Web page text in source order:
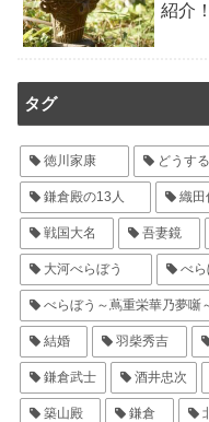
紹介！
タグ
徳川家康 どうす
鎌倉殿の13人 織田
戦国大名 吾妻鏡
大河べらぼう べら
べらぼう～蔦重栄華乃夢噺
結婚 羽柴秀吉
鎌倉武士 酒井忠次
築山殿 鎌倉